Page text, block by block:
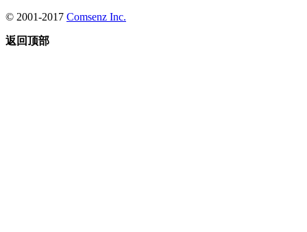
© 2001-2017 Comsenz Inc.
返回顶部